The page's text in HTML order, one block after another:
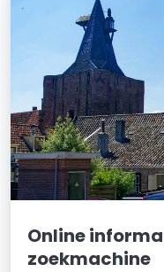
Online
zoekmachine